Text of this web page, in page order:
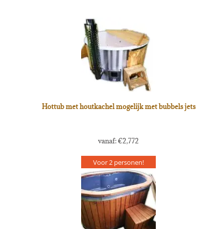
Hottub met houtkachel mogelijk met bubbels jets
vanaf:€2,772
Voor 2 personen!